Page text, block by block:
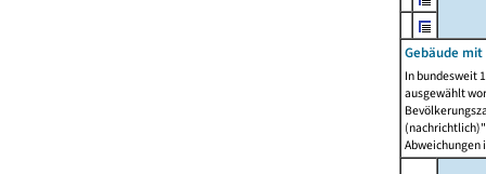
Gebäude mit
In bundesweit
ausgewählt
Abweichungen